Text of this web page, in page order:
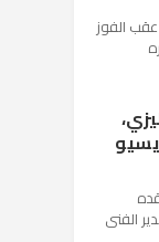
الفوز
ساري المدير الفني